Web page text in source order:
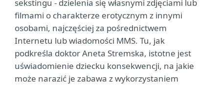
sekstingu - dzielenia się własnymi zdjęciami lub
filmami o charakterze erotycznym z innymi
osobami, najczęściej za pośrednictwem
Internetu lub wiadomości MMS. Tu, jak
podkreśla doktor Aneta Stremska, istotne jest
uświadomienie dziecku konsekwencji, na jakie
może narazić je zabawa z wykorzystaniem